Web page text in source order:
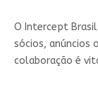
O Intercept
sócios, anúncios
colaboração é